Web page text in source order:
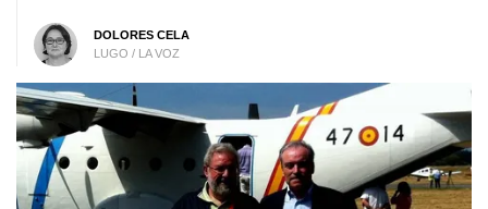
DOLORES CELA
LUGO / LA VOZ